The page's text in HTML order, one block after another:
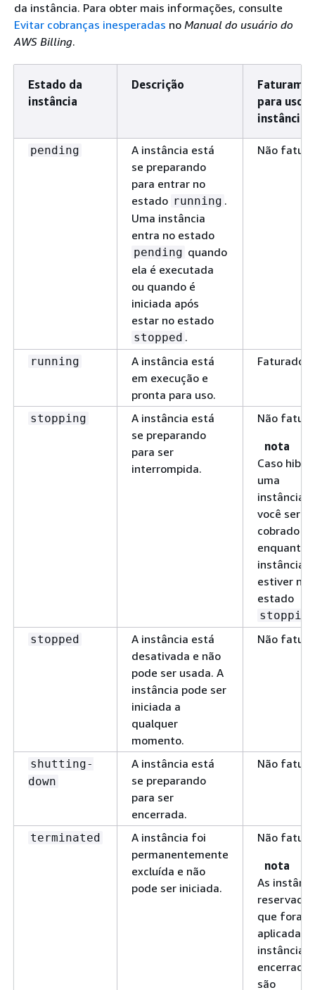
da instância. Para obter mais informações, consulte
Evitar cobranças inesperadas no Manual do usuário do
AWS Billing.
Estado da
instância
Descrição
para uso
instância
pending
A instância está
se preparando
para entrar no
estado running .
Uma instância
entra no estado
pending quando
ela é executada
ou quando é
iniciada após
estar no estado
stopped .
Não
running
A instância está
em execução e
pronta para uso.
Faturado
stopping
A instância está
se preparando
para ser
interrompida.
Não
nota
Caso
uma
instância,
você será
cobrado
enquanto
instância
estiver no
estado
stopping
stopped
A instância está
desativada e não
pode ser usada. A
instância pode ser
iniciada a
qualquer
momento.
Não
shutting-
down
A instância está
se preparando
para ser
encerrada.
Não
terminated
A instância foi
permanentemente
excluída e não
pode ser iniciada.
Não
nota
As
reservadas
que foram
aplicadas a
instâncias
encerradas
são